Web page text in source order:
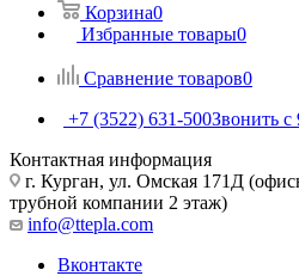
Корзина0
Избранные товары0
Сравнение товаров0
+7 (3522) 631-500Звонить с
Контактная информация
г. Курган, ул. Омская 171Д
трубной компании 2 этаж)
info@ttepla.com
Вконтакте